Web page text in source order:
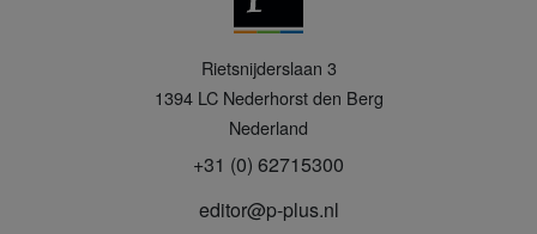
Rietsnijderslaan 3
1394 LC Nederhorst den Berg
Nederland
+31 (0) 62715300
editor@p-plus.nl